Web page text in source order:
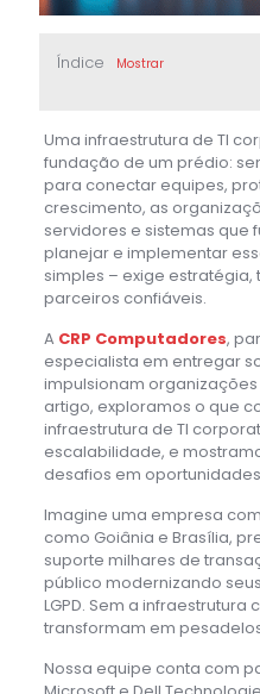
Índice Mostrar
Uma infraestrutura de TI
fundação de um prédio:
para conectar equipes,
crescimento, as
servidores e sistemas que
planejar e implementar
simples – exige
parceiros confiáveis.
A CRP Computadores,
especialista em entregar
impulsionam
artigo, exploramos o que
infraestrutura de TI
escalabilidade, e
desafios em
Imagine uma empresa
como Goiânia e Brasília,
suporte milhares de
público modernizando
LGPD. Sem a
transformam em
Nossa equipe conta com